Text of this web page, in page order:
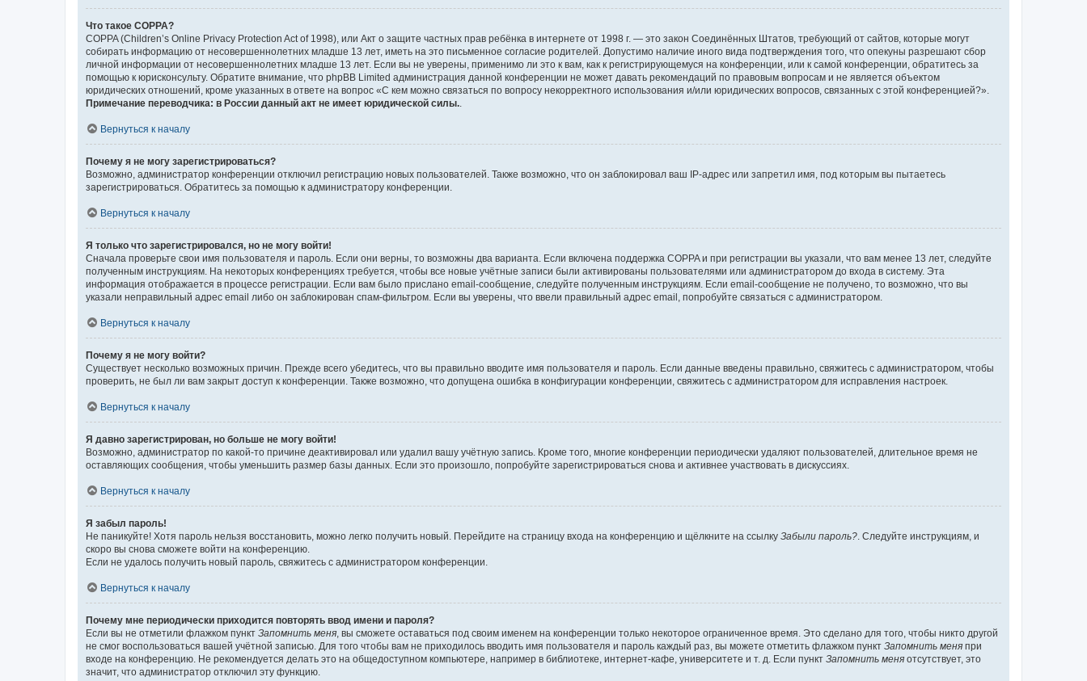
Что такое COPPA?
COPPA (Children’s Online Privacy Protection Act of 1998), или Акт о защите частных прав ребёнка в интернете от 1998 г. — это закон Соединённых Штатов, требующий от сайтов, которые могут
собирать информацию от несовершеннолетних младше 13 лет, иметь на это письменное согласие родителей. Допустимо наличие иного вида подтверждения того, что опекуны разрешают сбор
личной информации от несовершеннолетних младше 13 лет. Если вы не уверены, применимо ли это к вам, как к регистрирующемуся на конференции, или к самой конференции, обратитесь за
помощью к юрисконсульту. Обратите внимание, что phpBB Limited администрация данной конференции не может давать рекомендаций по правовым вопросам и не является объектом
юридических отношений, кроме указанных в ответе на вопрос «С кем можно связаться по вопросу некорректного использования и/или юридических вопросов, связанных с этой конференцией?».
Примечание переводчика: в России данный акт не имеет юридической силы..
Вернуться к началу
Почему я не могу зарегистрироваться?
Возможно, администратор конференции отключил регистрацию новых пользователей. Также возможно, что он заблокировал ваш IP-адрес или запретил имя, под которым вы пытаетесь
зарегистрироваться. Обратитесь за помощью к администратору конференции.
Вернуться к началу
Я только что зарегистрировался, но не могу войти!
Сначала проверьте свои имя пользователя и пароль. Если они верны, то возможны два варианта. Если включена поддержка COPPA и при регистрации вы указали, что вам менее 13 лет, следуйте
полученным инструкциям. На некоторых конференциях требуется, чтобы все новые учётные записи были активированы пользователями или администратором до входа в систему. Эта
информация отображается в процессе регистрации. Если вам было прислано email-сообщение, следуйте полученным инструкциям. Если email-сообщение не получено, то возможно, что вы
указали неправильный адрес email либо он заблокирован спам-фильтром. Если вы уверены, что ввели правильный адрес email, попробуйте связаться с администратором.
Вернуться к началу
Почему я не могу войти?
Существует несколько возможных причин. Прежде всего убедитесь, что вы правильно вводите имя пользователя и пароль. Если данные введены правильно, свяжитесь с администратором, чтобы
проверить, не был ли вам закрыт доступ к конференции. Также возможно, что допущена ошибка в конфигурации конференции, свяжитесь с администратором для исправления настроек.
Вернуться к началу
Я давно зарегистрирован, но больше не могу войти!
Возможно, администратор по какой-то причине деактивировал или удалил вашу учётную запись. Кроме того, многие конференции периодически удаляют пользователей, длительное время не
оставляющих сообщения, чтобы уменьшить размер базы данных. Если это произошло, попробуйте зарегистрироваться снова и активнее участвовать в дискуссиях.
Вернуться к началу
Я забыл пароль!
Не паникуйте! Хотя пароль нельзя восстановить, можно легко получить новый. Перейдите на страницу входа на конференцию и щёлкните на ссылку Забыли пароль?. Следуйте инструкциям, и
скоро вы снова сможете войти на конференцию.
Если не удалось получить новый пароль, свяжитесь с администратором конференции.
Вернуться к началу
Почему мне периодически приходится повторять ввод имени и пароля?
Если вы не отметили флажком пункт Запомнить меня, вы сможете оставаться под своим именем на конференции только некоторое ограниченное время. Это сделано для того, чтобы никто другой
не смог воспользоваться вашей учётной записью. Для того чтобы вам не приходилось вводить имя пользователя и пароль каждый раз, вы можете отметить флажком пункт Запомнить меня при
входе на конференцию. Не рекомендуется делать это на общедоступном компьютере, например в библиотеке, интернет-кафе, университете и т. д. Если пункт Запомнить меня отсутствует, это
значит, что администратор отключил эту функцию.